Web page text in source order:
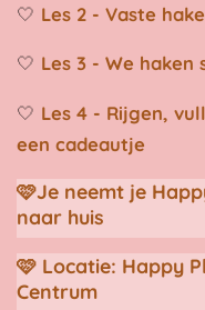
🤍 Les 2 - Vaste
🤍 Les 3 - We haken
🤍 Les 4 - Rijgen,
een cadeautje
🩷Je neemt je
naar huis
🩷 Locatie: Happy
Centrum